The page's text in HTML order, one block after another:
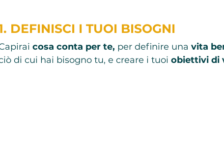
DEFINISCI I TUOI BISOGNI
cosa conta per te, per definire una vita
di cui hai bisogno tu, e creare i tuoi obiettivi di